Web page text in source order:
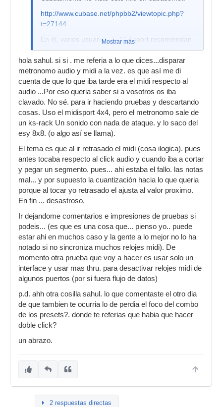
http://www.cubase.net/phpbb2/viewtopic.php?
t=27144
En él, varios usuarios de Midisport recomiendan
usar los drivers emulados para solucionar
problemas de timing, o incluso hay alguno que
utiliza drivers emulados para las entradas y no
emulados para las salidas. Si te faltaba algo de
esto por probar, deberías hacerlo.
Mostrar más
hola sahul. si si . me referia a lo que dices...disparar
metronomo audio y midi a la vez. es que así me di
cuenta de que lo que iba tarde era el midi respecto al
audio ...Por eso queria saber si a vosotros os iba
clavado. No sé. para ir haciendo pruebas y descartando
cosas. Uso el midisport 4x4, pero el metronomo sale de
un ks-rack Un sonido con nada de ataque. y lo saco del
esy 8x8. (o algo así se llama).
El tema es que al ir retrasado el midi (cosa ilogica). pues
antes tocaba respecto al click audio y cuando iba a cortar
y pegar un segmento. pues... ahi estaba el fallo. las notas
mal... y por supuesto la cuantización hacia lo que queria
porque al tocar yo retrasado el ajusta al valor proximo.
En fin ... desastroso.
Ir dejandome comentarios e impresiones de pruebas si
podeis... (es que es una cosa que... pienso yo.. puede
estar ahi en muchos caso y la gente a lo mejor no lo ha
notado si no sincroniza muchos relojes midi). De
momento otra prueba que voy a hacer es usar solo un
interface y usar mas thru. para desactivar relojes midi de
algunos puertos (por si fuera flujo de datos)
p.d. ahh otra cosilla sahul. lo que comentaste el otro dia
de que tambien te ocurria lo de perdia el foco del combo
de los presets?. donde te referias que habia que hacer
doble click?
un abrazo.
2 respuestas directas